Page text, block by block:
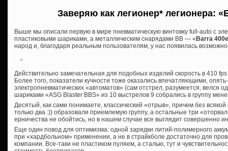
Заверяю как легионер* легионера:
Выше мы описали первую в мире пневматическую винтовку full-auto с
пластиковыми шариками, а металлическим снарядами ВВ — « Barra 400e
народ и, благодаря реальным пользователям, у нас появилась
Действительно замечательная для подобных изделий скорость в 410
Более того, показатели кучности тоже оказались впечатляющими,
электропневматических «автоматов» (сам отстрел, разумеется, велся
шариками «ASG Blaster BBS» из 10 выстрелов 9 собрались в группу
Десятый, как сами понимаете, классический «отрыв», причем без всякой
только два :)) образовали приемлемую группу, а остальные три
ерничества не обойтись, но в нашем случае все выглядит совершенно
Еще один повод для оптимизма: одной зарядки литий-полимерного
при «хардбольном» применении, а не в страйкболе достаточно для
компании. Все-таки не пластиком пуляем, а сталью, тут и